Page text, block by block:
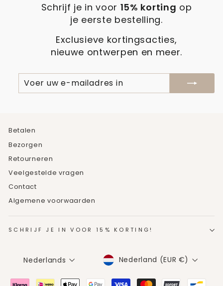
Schrijf je in voor 15% korting op
je eerste bestelling.
Exclusieve kortingsacties,
nieuwe ontwerpen en meer.
VOER
UW
E-
ABONNEREN
Betalen
Bezorgen
Retourneren
Veelgestelde vragen
Contact
Algemene voorwaarden
SCHRIJF JE IN VOOR 15% KORTING!
TAAL
Nederlands MUNTEENHEID
Nederland (EUR €)